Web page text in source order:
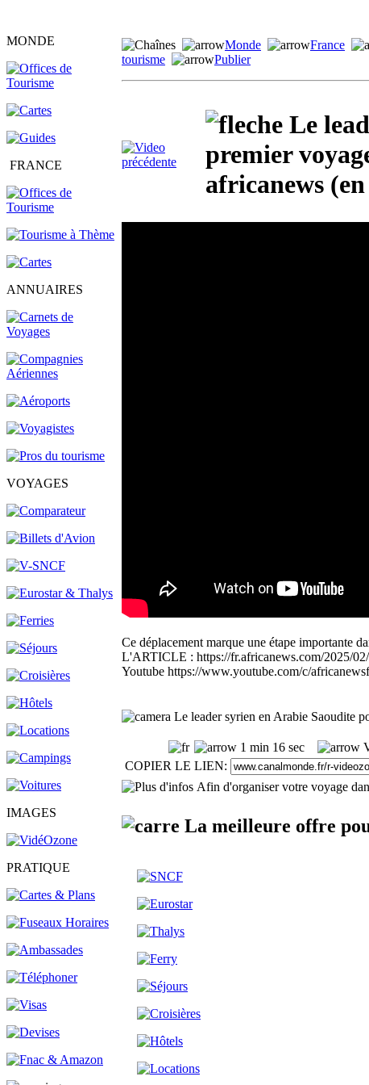
MONDE
FRANCE
ANNUAIRES
VOYAGES
IMAGES
PRATIQUE
Monde France
tourisme
Publier
Le
premier
africanews
Ce déplacement marque une étape importante
L'ARTICLE : https://fr.africanews.com/2025/
Youtube https://www.youtube.com/c/
Le leader syrien en Arabie Saoudite
1 min 16 sec
COPIER LE LIEN:
Afin d'organiser votre voyage
La meilleure offre